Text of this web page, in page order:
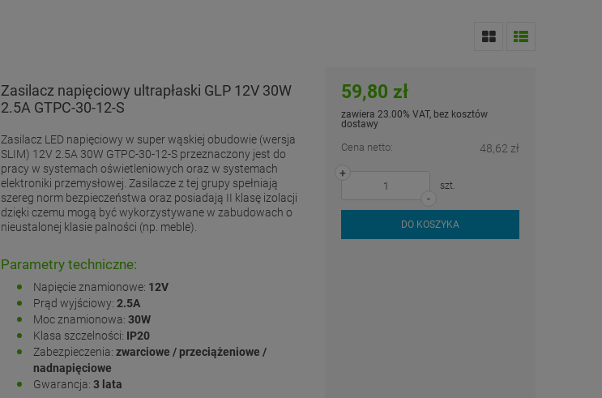
Zasilacz napięciowy ultrapłaski GLP 12V 30W
2.5A GTPC-30-12-S
Zasilacz LED napięciowy w super wąskiej obudowie (wersja
SLIM) 12V 2.5A 30W GTPC-30-12-S przeznaczony jest do
pracy w systemach oświetleniowych oraz w systemach
elektroniki przemysłowej. Zasilacze z tej grupy spełniają
szereg norm bezpieczeństwa oraz posiadają II klasę izolacji
dzięki czemu mogą być wykorzystywane w zabudowach o
nieustalonej klasie palności (np. meble).
Parametry techniczne:
Napięcie znamionowe: 12V
Prąd wyjściowy: 2.5A
Moc znamionowa: 30W
Klasa szczelności: IP20
Zabezpieczenia: zwarciowe / przeciążeniowe /
nadnapięciowe
Gwarancja: 3 lata
59,80 zł
zawiera 23.00% VAT, bez kosztów
dostawy
Cena netto: 48,62 zł
-
+
szt.
DO KOSZYKA